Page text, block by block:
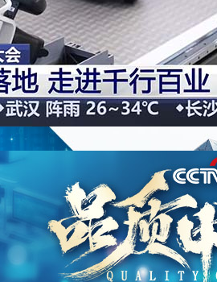
雲起 超級工廠 智敬中國 全民
熱播榜 總台企業白名單